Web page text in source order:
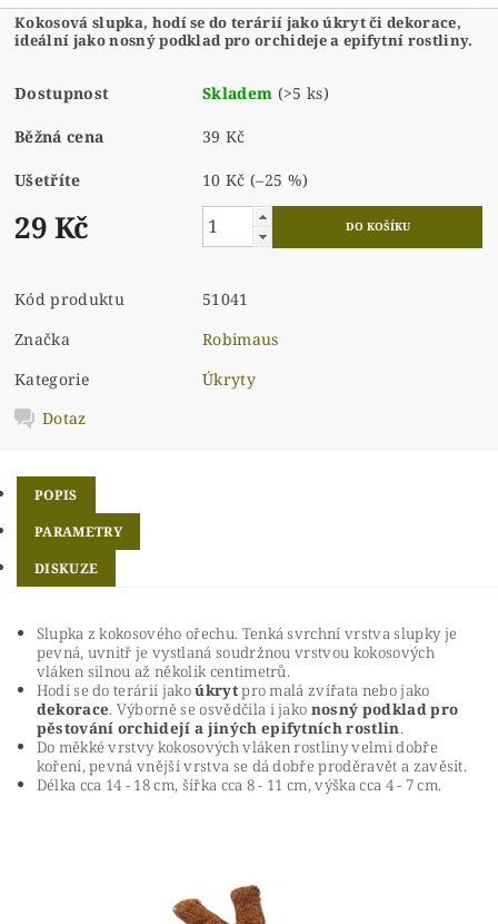
Kokosová slupka, hodí se do terárií jako úkryt či dekorace,
ideální jako nosný podklad pro orchideje a epifytní rostliny.
Dostupnost Skladem (>5 ks)
Běžná cena 39 Kč
Ušetříte 10 Kč(–25 %)
29 Kč
Kód produktu
51041
Značka
Robimaus
Kategorie
Úkryty
Dotaz
POPIS
PARAMETRY
DISKUZE
Slupka z kokosového ořechu. Tenká svrchní vrstva slupky je
pevná, uvnitř je vystlaná soudržnou vrstvou kokosových
vláken silnou až několik centimetrů.
Hodí se do terárií jakoúkrytpro malá zvířata nebo jako
dekorace. Výborně se osvědčila i jako nosný podklad pro
pěstování orchidejí a jiných epifytních rostlin.
Do měkké vrstvy kokosových vláken rostliny velmi dobře
koření, pevná vnější vrstva se dá dobře proděravět a zavěsit.
Délka cca 14 - 18 cm, šířka cca 8 - 11 cm, výška cca 4 - 7 cm.